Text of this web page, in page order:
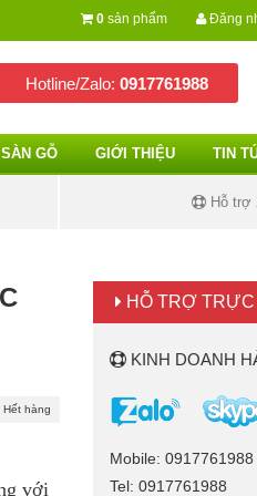
0 sản phẩm Đăng
Hotline/Zalo: 0917761988
SÀN GỖ GIỚI THIỆU TIN
Hỗ trợ
Hết hàng
với
HỖ TRỢ TRỰC
KINH DOANH
Mobile: 0917761988
Tel: 0917761988